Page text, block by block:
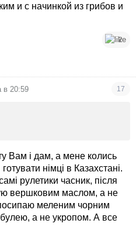
и с начинкой из грибов и
2
в 20:59 17
Вам і дам, а мене колись
німці в Казахстані.
рулетики часник, після
вершковим маслом, а не
меленим чорним
а не укропом. А все